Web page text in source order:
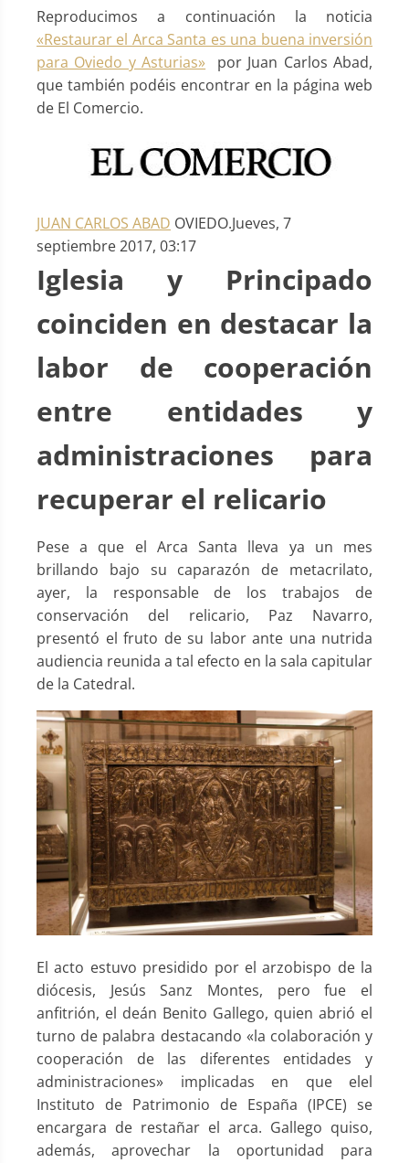
Reproducimos a continuación la noticia
«Restaurar el Arca Santa es una buena inversión
para Oviedo y Asturias» por Juan Carlos Abad,
que también podéis encontrar en la página web
de El Comercio.
JUAN CARLOS ABAD OVIEDO.Jueves, 7
septiembre 2017, 03:17
Iglesia y Principado
coinciden en destacar la
labor de cooperación
entre entidades y
administraciones para
recuperar el relicario
Pese a que el Arca Santa lleva ya un mes
brillando bajo su caparazón de metacrilato,
ayer, la responsable de los trabajos de
conservación del relicario, Paz Navarro,
presentó el fruto de su labor ante una nutrida
audiencia reunida a tal efecto en la sala capitular
de la Catedral.
El acto estuvo presidido por el arzobispo de la
diócesis, Jesús Sanz Montes, pero fue el
anfitrión, el deán Benito Gallego, quien abrió el
turno de palabra destacando «la colaboración y
cooperación de las diferentes entidades y
administraciones» implicadas en que elel
Instituto de Patrimonio de España (IPCE) se
encargara de restañar el arca. Gallego quiso,
además, aprovechar la oportunidad para